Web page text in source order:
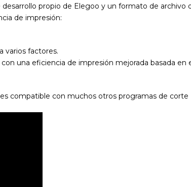
propio de Elegoo y un formato de
de impresión:
varios factores.
una eficiencia de impresión mejorada basada en
compatible con muchos otros programas de corte